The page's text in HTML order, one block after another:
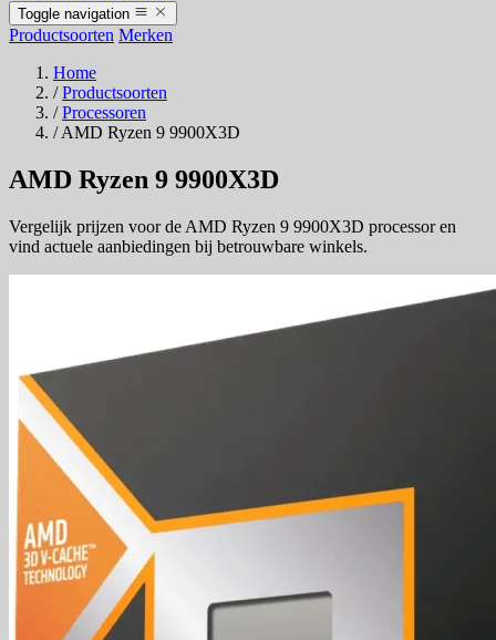
Toggle navigation
Productsoorten Merken
Home
/ Productsoorten
/ Processoren
/ AMD Ryzen 9 9900X3D
AMD Ryzen 9 9900X3D
Vergelijk prijzen voor de AMD Ryzen 9 9900X3D processor en
vind actuele aanbiedingen bij betrouwbare winkels.